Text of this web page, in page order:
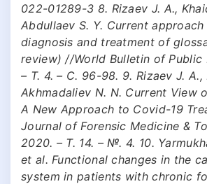
022-01289-3 8. Rizaev J. A.,
Abdullaev S. Y. Current
diagnosis and treatment of
review) //World Bulletin of Public
– Т. 4. – С. 96-98. 9. Rizaev J. A.,
Akhmadaliev N. N. Current View
A New Approach to Covid-19
Journal of Forensic Medicine &
2020. – Т. 14. – №. 4. 10.
et al. Functional changes in the
system in patients with chronic